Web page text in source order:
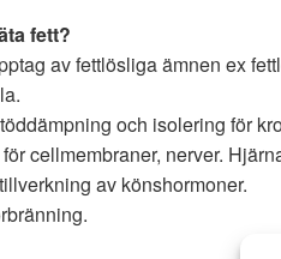
fett?
av fettlösliga ämnen ex
och isolering för
cellmembraner, nerver.
av könshormoner.